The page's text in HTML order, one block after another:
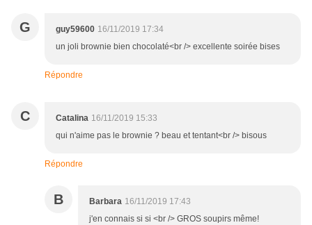
G guy59600 16/11/2019 17:34
un joli brownie bien chocolaté<br /> excellente soirée bises
Répondre
C Catalina 16/11/2019 15:33
qui n'aime pas le brownie ? beau et tentant<br /> bisous
Répondre
B Barbara 16/11/2019 17:43
j'en connais si si <br /> GROS soupirs même!